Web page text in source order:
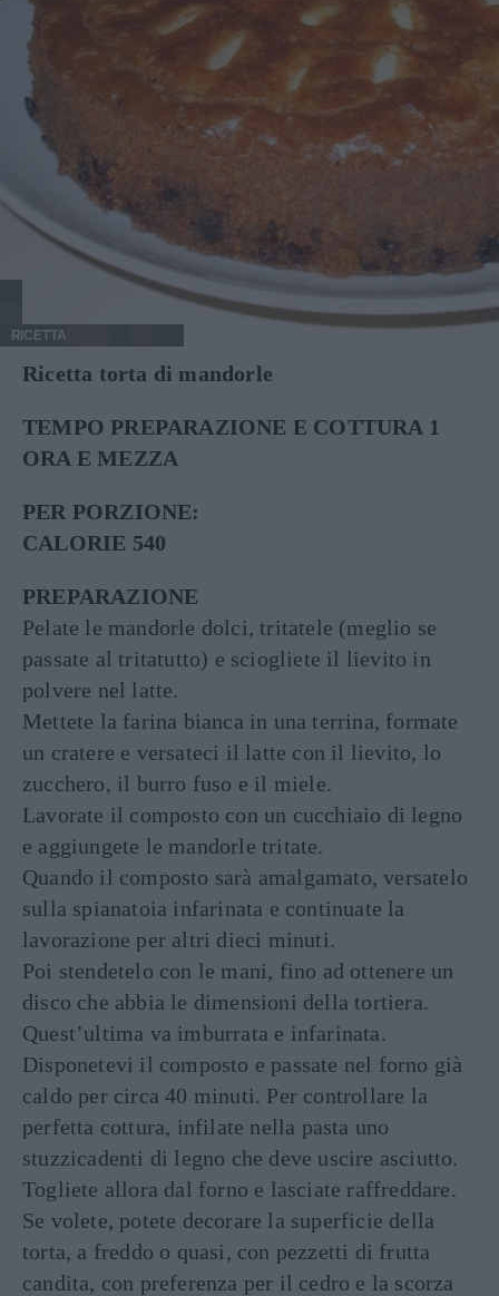
RICETTA
Ricetta torta di mandorle
TEMPO PREPARAZIONE E COTTURA 1
ORA E MEZZA
PER PORZIONE:
CALORIE 540
PREPARAZIONE
Pelate le mandorle dolci, tritatele (meglio se
passate al tritatutto) e sciogliete il lievito in
polvere nel latte.
Mettete la farina bianca in una terrina, formate
un cratere e versateci il latte con il lievito, lo
zucchero, il burro fuso e il miele.
Lavorate il composto con un cucchiaio di legno
e aggiungete le mandorle tritate.
Quando il composto sarà amalgamato, versatelo
sulla spianatoia infarinata e continuate la
lavorazione per altri dieci minuti.
Poi stendetelo con le mani, fino ad ottenere un
disco che abbia le dimensioni della tortiera.
Quest’ultima va imburrata e infarinata.
Disponetevi il composto e passate nel forno già
caldo per circa 40 minuti. Per controllare la
perfetta cottura, infilate nella pasta uno
stuzzicadenti di legno che deve uscire asciutto.
Togliete allora dal forno e lasciate raffreddare.
Se volete, potete decorare la superficie della
torta, a freddo o quasi, con pezzetti di frutta
candita, con preferenza per il cedro e la scorza